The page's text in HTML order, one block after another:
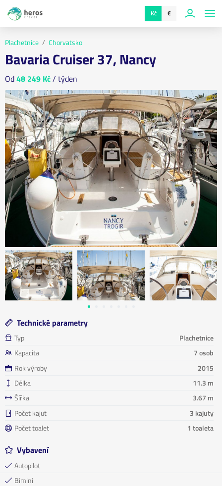
Kč €
Plachetnice Chorvatsko
Bavaria Cruiser 37, Nancy
Od48 249 Kč/ týden
Technické parametry
Typ
Plachetnice
Kapacita
7 osob
Rok výroby
2015
Délka
11.3 m
Šířka
3.67 m
Počet kajut
3 kajuty
Počet toalet
1 toaleta
Vybavení
Autopilot
Bimini